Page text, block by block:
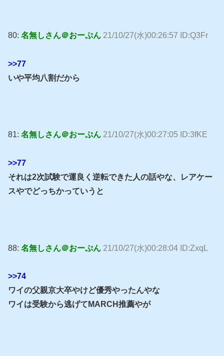
80: 名無しさん＠おーぷん 21/10/27(水)00:26:57 ID:Q3Fr
>>77
いや平均八割だから
81: 名無しさん＠おーぷん 21/10/27(水)00:27:05 ID:3fKE
>>77
それは2次試験で運良く逆転できた人の話やな、レアケー
スやでどっちかっていうと
88: 名無しさん＠おーぷん 21/10/27(水)00:28:04 ID:ZxqL
>>74
ワイの父親京大卒やけど優秀やったんやな
ワイは受験から逃げてMARCH推薦やが